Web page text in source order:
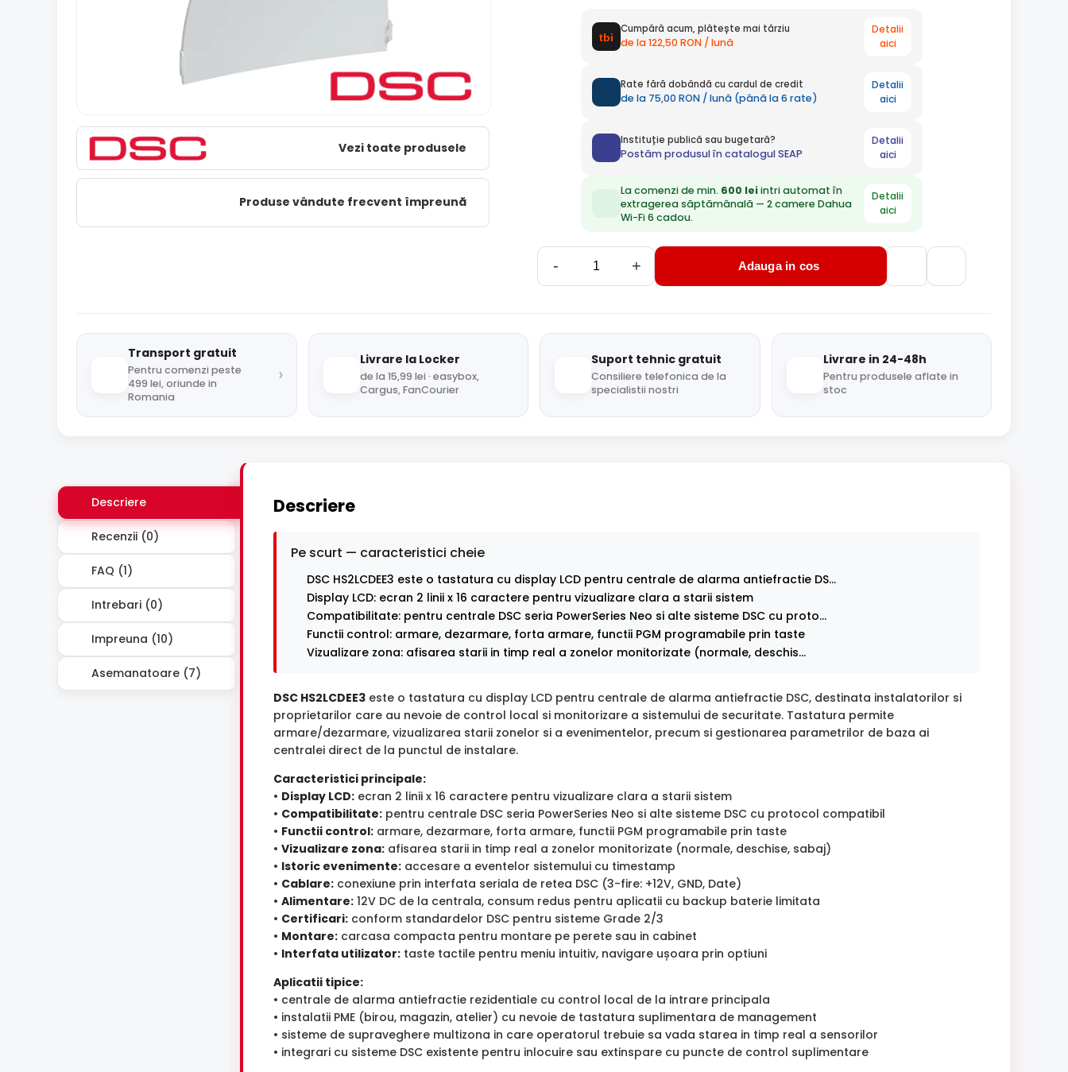
Vezi toate produsele
Produse vândute frecvent împreună
Cumpără acum, plătește mai târziu
de la 122,50 RON / lună
Detalii
aici
Rate fără dobândă cu cardul de credit
de la 75,00 RON / lună (până la 6 rate)
Detalii
aici
Instituție publică sau bugetară?
Postăm produsul în catalogul SEAP
Detalii
aici
La comenzi de min. 600 leiintri automat în
extragerea săptămânală — 2 camere Dahua
Wi-Fi 6 cadou.
Detalii
aici
- + Adauga in cos
Transport gratuit
Pentru comenzi peste
499 lei, oriunde in
Romania
›
Livrare la Locker
de la 15,99 lei · easybox,
Cargus, FanCourier
Suport tehnic gratuit
Consiliere telefonica de la
specialistii nostri
Livrare in 24-48h
Pentru produsele aflate in
stoc
Descriere
Recenzii (0)
FAQ (1)
Intrebari (0)
Impreuna (10)
Asemanatoare (7)
Descriere
Pe scurt — caracteristici cheie
DSC HS2LCDEE3 este o tastatura cu display LCD pentru centrale de alarma antiefractie DS...
Display LCD: ecran 2 linii x 16 caractere pentru vizualizare clara a starii sistem
Compatibilitate: pentru centrale DSC seria PowerSeries Neo si alte sisteme DSC cu proto...
Functii control: armare, dezarmare, forta armare, functii PGM programabile prin taste
Vizualizare zona: afisarea starii in timp real a zonelor monitorizate (normale, deschis...
DSC HS2LCDEE3 este o tastatura cu display LCD pentru centrale de alarma antiefractie DSC, destinata instalatorilor si
proprietarilor care au nevoie de control local si monitorizare a sistemului de securitate. Tastatura permite
armare/dezarmare, vizualizarea starii zonelor si a evenimentelor, precum si gestionarea parametrilor de baza ai
centralei direct de la punctul de instalare.
Caracteristici principale:
• Display LCD: ecran 2 linii x 16 caractere pentru vizualizare clara a starii sistem
• Compatibilitate: pentru centrale DSC seria PowerSeries Neo si alte sisteme DSC cu protocol compatibil
• Functii control: armare, dezarmare, forta armare, functii PGM programabile prin taste
• Vizualizare zona: afisarea starii in timp real a zonelor monitorizate (normale, deschise, sabaj)
• Istoric evenimente: accesare a eventelor sistemului cu timestamp
• Cablare: conexiune prin interfata seriala de retea DSC (3-fire: +12V, GND, Date)
• Alimentare: 12V DC de la centrala, consum redus pentru aplicatii cu backup baterie limitata
• Certificari: conform standardelor DSC pentru sisteme Grade 2/3
• Montare: carcasa compacta pentru montare pe perete sau in cabinet
• Interfata utilizator: taste tactile pentru meniu intuitiv, navigare ușoara prin optiuni
Aplicatii tipice:
• centrale de alarma antiefractie rezidentiale cu control local de la intrare principala
• instalatii PME (birou, magazin, atelier) cu nevoie de tastatura suplimentara de management
• sisteme de supraveghere multizona in care operatorul trebuie sa vada starea in timp real a sensorilor
• integrari cu sisteme DSC existente pentru inlocuire sau extinspare cu puncte de control suplimentare